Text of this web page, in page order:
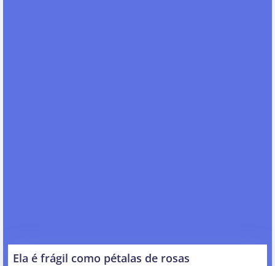
Ela é frágil como pétalas de rosas